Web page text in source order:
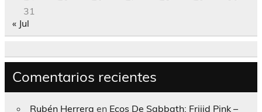
31
« Jul
Comentarios recientes
Rubén Herrera en Ecos De Sabbath; Frijid Pink –